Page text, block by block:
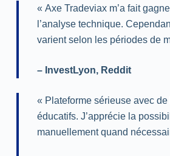
« Axe Tradeviax m’a fait
l’analyse technique.
varient selon les périodes de
– InvestLyon, Reddit
« Plateforme sérieuse avec
éducatifs. J’apprécie la
manuellement quand